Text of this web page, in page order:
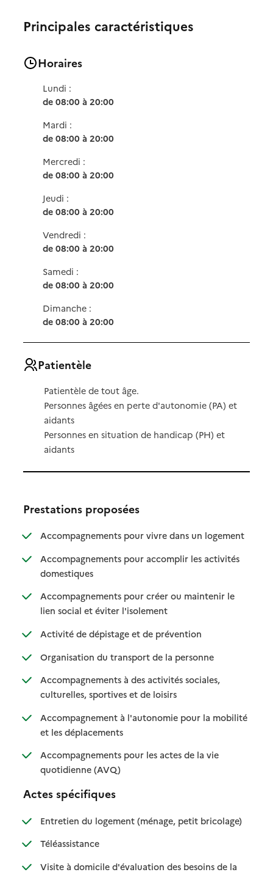
Principales caractéristiques
Horaires
Lundi :
de 08:00 à 20:00
Mardi :
de 08:00 à 20:00
Mercredi :
de 08:00 à 20:00
Jeudi :
de 08:00 à 20:00
Vendredi :
de 08:00 à 20:00
Samedi :
de 08:00 à 20:00
Dimanche :
de 08:00 à 20:00
Patientèle
Patientèle de tout âge.
Personnes âgées en perte d'autonomie (PA) et
aidants
Personnes en situation de handicap (PH) et
aidants
Prestations proposées
Accompagnements pour vivre dans un logement
:
: non
Accompagnements pour accomplir les activités
domestiques: disponible
: non disponible
Accompagnements pour créer ou maintenir le
lien social et éviter l'isolement: disponible
: non disponible
Activité de dépistage et de prévention: disponible
: non disponible
Organisation du transport de la personne: disponible
: non disponible
Accompagnements à des activités sociales,
culturelles, sportives et de loisirs: disponible
: non disponible
Accompagnement à l'autonomie pour la mobilité
et les déplacements: disponible
: non disponible
Accompagnements pour les actes de la vie
quotidienne (AVQ): disponible
: non disponible
Actes spécifiques
Entretien du logement (ménage, petit bricolage): disponible
: non
Téléassistance: disponible
: non disponible
Visite à domicile d'évaluation des besoins de la